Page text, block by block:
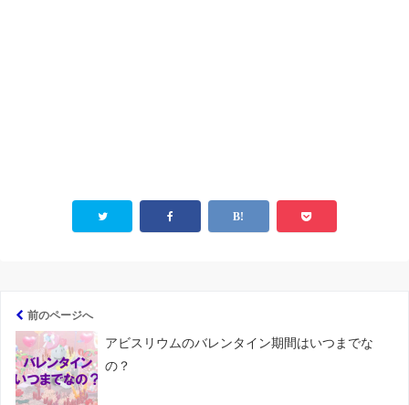
前のページへ
アビスリウムのバレンタイン期間はいつまでな
の？